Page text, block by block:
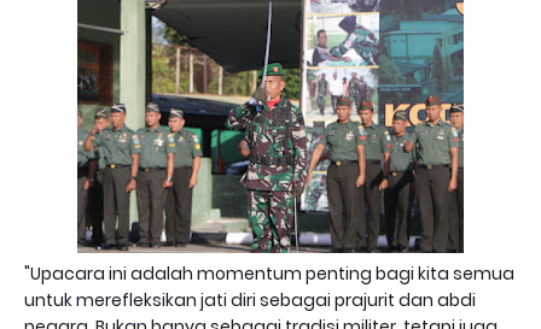
"Upacara ini adalah momentum penting bagi kita semua
untuk merefleksikan jati diri sebagai prajurit dan abdi